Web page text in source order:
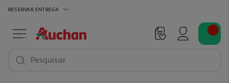
RESERVAR ENTREGA
Pesquisar